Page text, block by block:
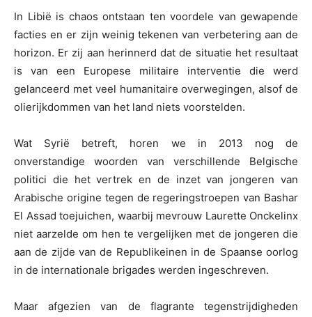
In Libië is chaos ontstaan ten voordele van gewapende
facties en er zijn weinig tekenen van verbetering aan de
horizon. Er zij aan herinnerd dat de situatie het resultaat
is van een Europese militaire interventie die werd
gelanceerd met veel humanitaire overwegingen, alsof de
olierijkdommen van het land niets voorstelden.
Wat Syrië betreft, horen we in 2013 nog de
onverstandige woorden van verschillende Belgische
politici die het vertrek en de inzet van jongeren van
Arabische origine tegen de regeringstroepen van Bashar
El Assad toejuichen, waarbij mevrouw Laurette Onckelinx
niet aarzelde om hen te vergelijken met de jongeren die
aan de zijde van de Republikeinen in de Spaanse oorlog
in de internationale brigades werden ingeschreven.
Maar afgezien van de flagrante tegenstrijdigheden